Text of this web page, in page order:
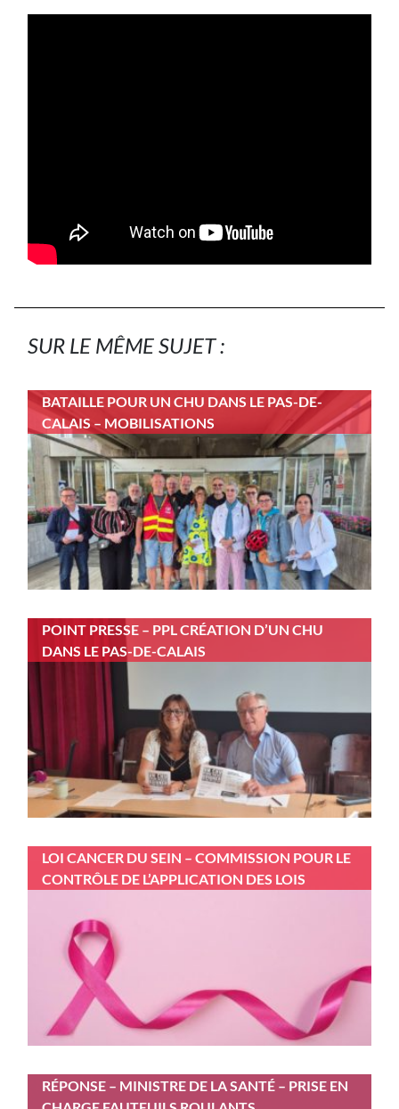
SUR LE MÊME SUJET :
BATAILLE POUR UN CHU DANS LE PAS-DE-
CALAIS – MOBILISATIONS
POINT PRESSE – PPL CRÉATION D’UN CHU
DANS LE PAS-DE-CALAIS
LOI CANCER DU SEIN – COMMISSION POUR LE
CONTRÔLE DE L’APPLICATION DES LOIS
RÉPONSE – MINISTRE DE LA SANTÉ – PRISE EN